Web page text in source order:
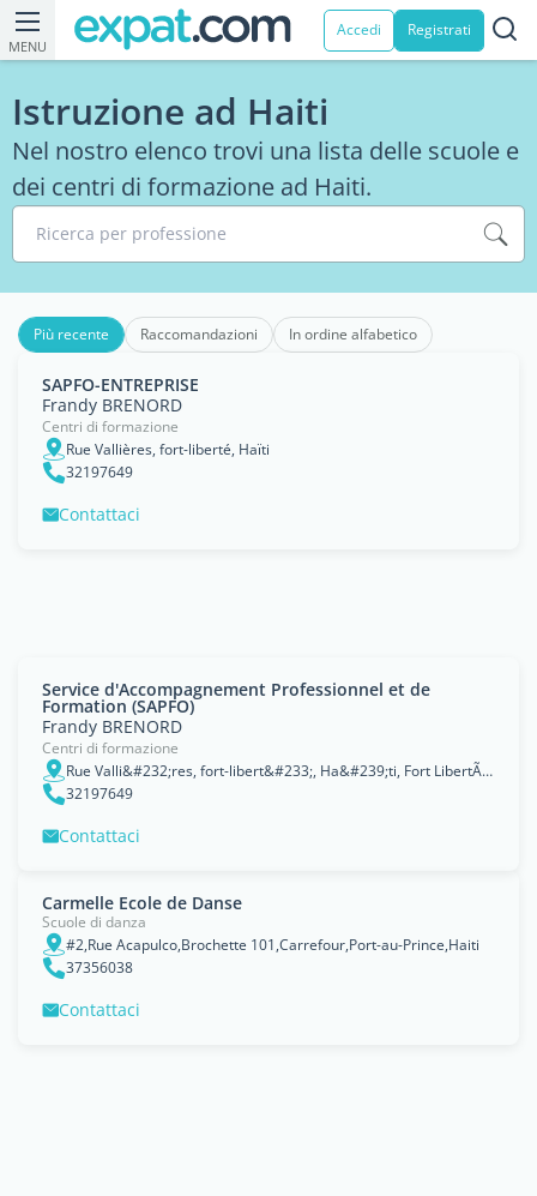
MENU
Accedi Registrati
Istruzione ad Haiti
Nel nostro elenco trovi una lista delle scuole e
dei centri di formazione ad Haiti.
Ricerca per professione
Più recente Raccomandazioni In ordine alfabetico
SAPFO-ENTREPRISE
Frandy BRENORD
Centri di formazione
Rue Vallières, fort-liberté, Haïti
32197649
Contattaci
Service d'Accompagnement Professionnel et de
Formation (SAPFO)
Frandy BRENORD
Centri di formazione
Rue Valli&#232;res, fort-libert&#233;, Ha&#239;ti, Fort LibertÃ©, Nord-Est
32197649
Contattaci
Carmelle Ecole de Danse
Scuole di danza
#2,Rue Acapulco,Brochette 101,Carrefour,Port-au-Prince,Haiti
37356038
Contattaci